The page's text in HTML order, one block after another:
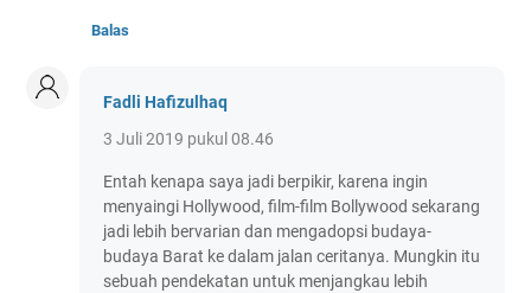
Balas
Fadli Hafizulhaq
3 Juli 2019 pukul 08.46
Entah kenapa saya jadi berpikir, karena ingin
menyaingi Hollywood, film-film Bollywood sekarang
jadi lebih bervarian dan mengadopsi budaya-
budaya Barat ke dalam jalan ceritanya. Mungkin itu
sebuah pendekatan untuk menjangkau lebih